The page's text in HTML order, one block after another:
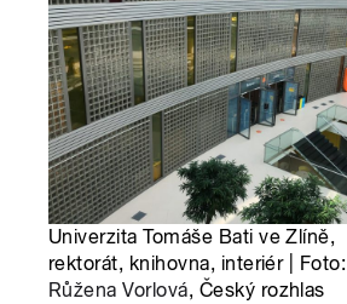
Univerzita Tomáše Bati ve Zlíně,
rektorát, knihovna, interiér | Foto:
Růžena Vorlová, Český rozhlas